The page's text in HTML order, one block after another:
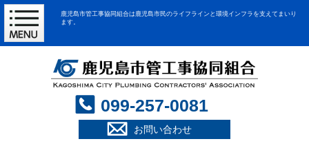
鹿児島市管工事協同組合は鹿児島市民のライフラインと環境インフラを支えてまいり
ます。
099-257-0081
お問い合わせ